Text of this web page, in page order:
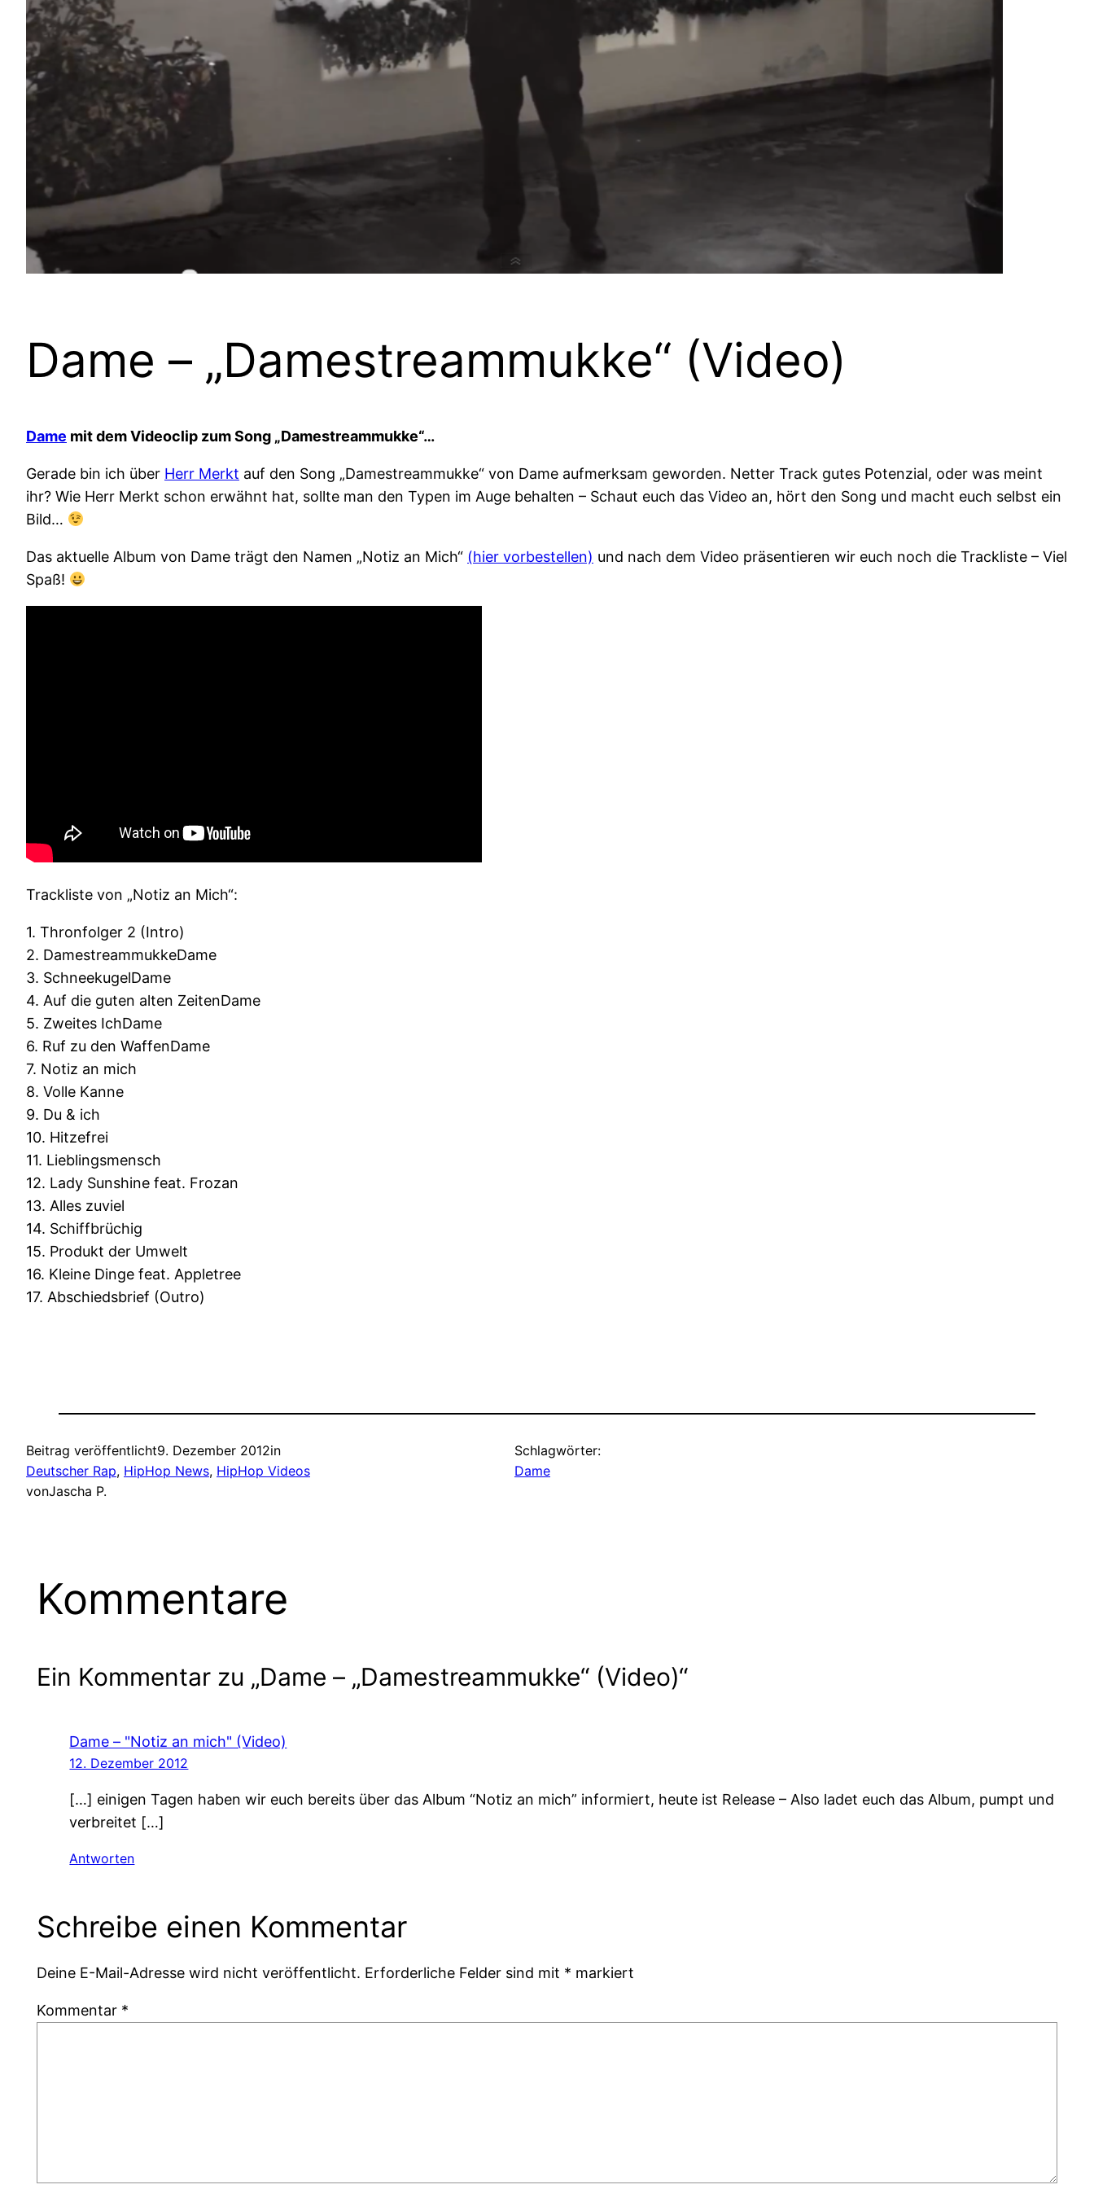
Dame – „Damestreammukke“ (Video)
Dame mit dem Videoclip zum Song „Damestreammukke“…
Gerade bin ich über Herr Merkt auf den Song „Damestreammukke“ von Dame aufmerksam geworden. Netter Track gutes Potenzial, oder was meint
ihr? Wie Herr Merkt schon erwähnt hat, sollte man den Typen im Auge behalten – Schaut euch das Video an, hört den Song und macht euch selbst ein
Bild…
Das aktuelle Album von Dame trägt den Namen „Notiz an Mich“ (hier vorbestellen) und nach dem Video präsentieren wir euch noch die Trackliste – Viel
Spaß!
Trackliste von „Notiz an Mich“:
1. Thronfolger 2 (Intro)
2. DamestreammukkeDame
3. SchneekugelDame
4. Auf die guten alten ZeitenDame
5. Zweites IchDame
6. Ruf zu den WaffenDame
7. Notiz an mich
8. Volle Kanne
9. Du & ich
10. Hitzefrei
11. Lieblingsmensch
12. Lady Sunshine feat. Frozan
13. Alles zuviel
14. Schiffbrüchig
15. Produkt der Umwelt
16. Kleine Dinge feat. Appletree
17. Abschiedsbrief (Outro)
Beitrag veröffentlicht9. Dezember 2012in
Deutscher Rap, HipHop News, HipHop Videos
vonJascha P.
Schlagwörter:
Dame
Kommentare
Ein Kommentar zu „Dame – „Damestreammukke“ (Video)“
Dame – "Notiz an mich" (Video)
12. Dezember 2012
[…] einigen Tagen haben wir euch bereits über das Album “Notiz an mich” informiert, heute ist Release – Also ladet euch das Album, pumpt und
verbreitet […]
Antworten
Schreibe einen Kommentar
Deine E-Mail-Adresse wird nicht veröffentlicht. Erforderliche Felder sind mit * markiert
Kommentar *